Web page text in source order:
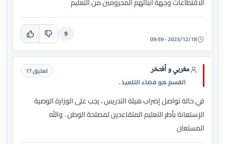
2023/12/18 - 09:59
9
مغربي و أفتخر
القسم هو فضاء التلميذ .
تعليق 17
في حالة تواصل إضراب هيئة التدريس ، يجب على الوزارة الوصية
الإستعانة بأطر التعليم المتقاعدين لمصلحة الوطن . والله
المستعان